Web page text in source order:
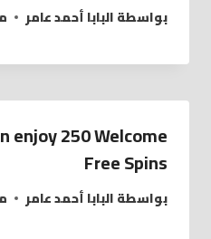
بواسطةالبابا أحمد عامر
enjoy 250 Welcome
Free Spins
بواسطةالبابا أحمد عامر